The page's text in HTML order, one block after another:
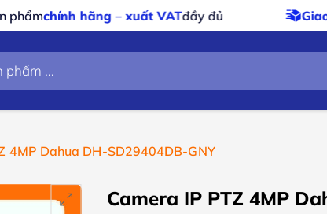
VATđầy đủ Giao nhanh – giao miễn
4MP Dahua DH-SD29404DB-GNY
Camera IP PTZ 4MP